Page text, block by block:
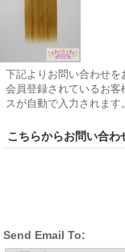
下記よりお問い合わせを
会員登録されているお
スが自動で入力されます。
こちらからお問い合わ
Send Email To: